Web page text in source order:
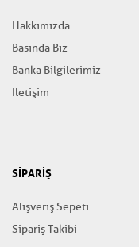
Hakkımızda
Basında Biz
Banka Bilgilerimiz
İletişim
SİPARİŞ
Alışveriş Sepeti
Sipariş Takibi